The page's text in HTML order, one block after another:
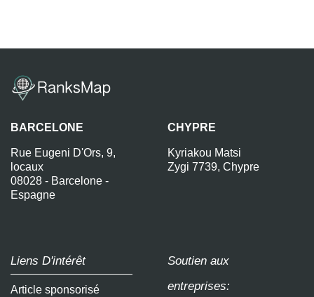
BARCELONE
Rue Eugeni D'Ors, 9,
locaux
08028 - Barcelone -
Espagne
CHYPRE
Kyriakou Matsi
Zygi 7739, Chypre
Liens D'intérêt
Article sponsorisé
Soutien aux
entreprises: